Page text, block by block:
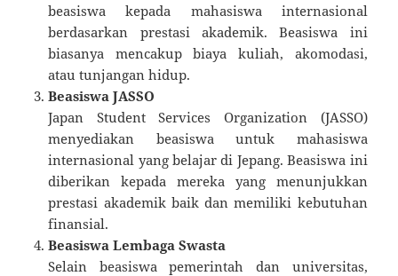
beasiswa kepada mahasiswa internasional
berdasarkan prestasi akademik. Beasiswa ini
biasanya mencakup biaya kuliah, akomodasi,
atau tunjangan hidup.
Beasiswa JASSO
Japan Student Services Organization (JASSO)
menyediakan beasiswa untuk mahasiswa
internasional yang belajar di Jepang. Beasiswa ini
diberikan kepada mereka yang menunjukkan
prestasi akademik baik dan memiliki kebutuhan
finansial.
Beasiswa Lembaga Swasta
Selain beasiswa pemerintah dan universitas,